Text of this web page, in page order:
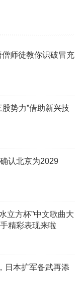
师徒教你识破冒充
势力”借助新兴技
认北京为2029
立方杯”中文歌曲大
精彩表现来啦
日本扩军备武再添